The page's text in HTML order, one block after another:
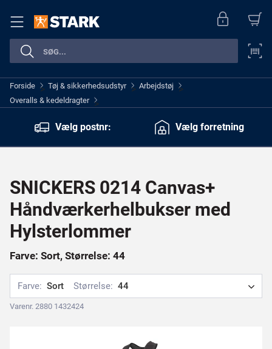
Forside > Tøj & sikkerhedsudstyr > Arbejdstøj >
Overalls & kedeldragter >
Vælg postnr:
Vælg forretning
SNICKERS 0214 Canvas+
Håndværkerhelbukser med
Hylsterlommer
Farve: Sort, Størrelse: 44
Farve: Sort Størrelse: 44
Varenr. 2880 1432424